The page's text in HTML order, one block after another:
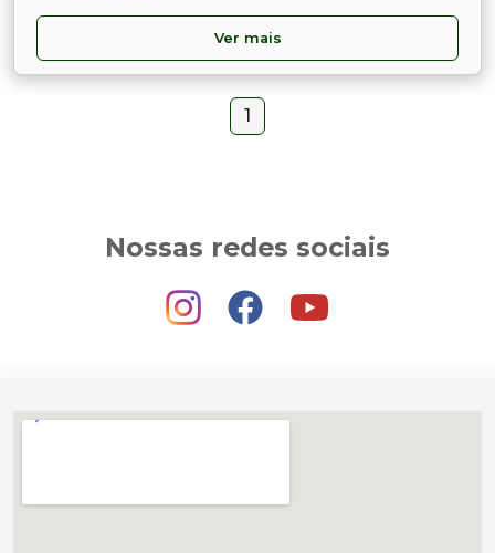
Ver mais
1
Nossas redes sociais